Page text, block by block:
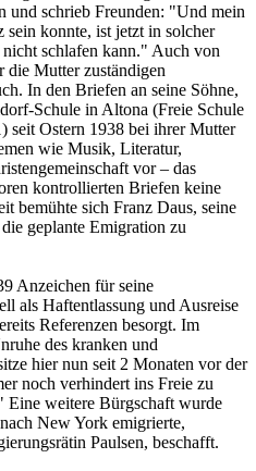
und schrieb Freunden: "Und mein
sein konnte, ist jetzt in solcher
schlafen kann." Auch von
die Mutter zuständigen
In den Briefen an seine Söhne,
Schule in Altona (Freie Schule
seit Ostern 1938 bei ihrer Mutter
wie Musik, Literatur,
vor – das
kontrollierten Briefen keine
bemühte sich Franz Daus, seine
geplante Emigration zu
Anzeichen für seine
als Haftentlassung und Ausreise
Referenzen besorgt. Im
des kranken und
hier nun seit 2 Monaten vor der
noch verhindert ins Freie zu
Eine weitere Bürgschaft wurde
New York emigrierte,
Paulsen, beschafft.